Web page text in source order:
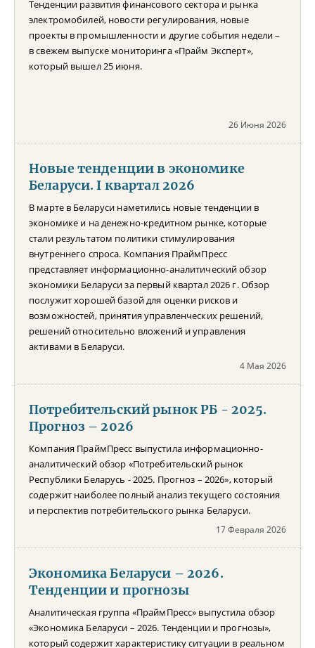
Тенденции развития финансового сектора и рынка
электромобилей, новости регулирования, новые
проекты в промышленности и другие события недели –
в свежем выпуске мониторинга «Прайм Эксперт»,
который вышел 25 июня.
26 Июня 2026
Новые тенденции в экономике
Беларуси. I квартал 2026
В марте в Беларуси наметились новые тенденции в
экономике и на денежно-кредитном рынке, которые
стали результатом политики стимулирования
внутреннего спроса. Компания ПраймПресс
представляет информационно-аналитический обзор
экономики Беларуси за первый квартал 2026 г. Обзор
послужит хорошей базой для оценки рисков и
возможностей, принятия управленческих решений,
решений относительно вложений и управления
активами в Беларуси.
4 Мая 2026
Потребительский рынок РБ - 2025.
Прогноз – 2026
Компания ПраймПресс выпустила информационно-
аналитический обзор «Потребительский рынок
Республики Беларусь - 2025. Прогноз – 2026», который
содержит наиболее полный анализ текущего состояния
и перспектив потребительского рынка Беларуси.
17 Февраля 2026
Экономика Беларуси – 2026.
Тенденции и прогнозы
Аналитическая группа «ПраймПресс» выпустила обзор
«Экономика Беларуси – 2026. Тенденции и прогнозы»,
который содержит характеристику ситуации в реальном